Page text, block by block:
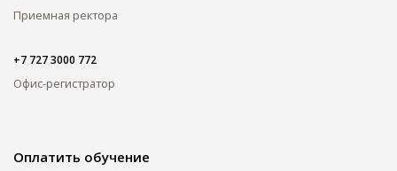
Приемная ректора
+7 727 3000 772
Офис-регистратор
Оплатить обучение